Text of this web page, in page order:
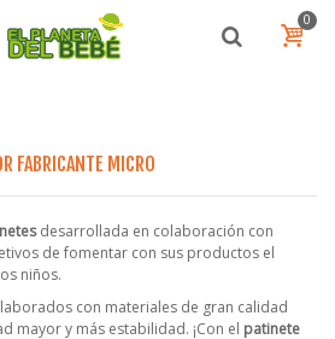
0
FABRICANTE MICRO
desarrollada en colaboración con
de fomentar con sus productos el
niños.
con materiales de gran calidad
mayor y más estabilidad. ¡Con el patinete